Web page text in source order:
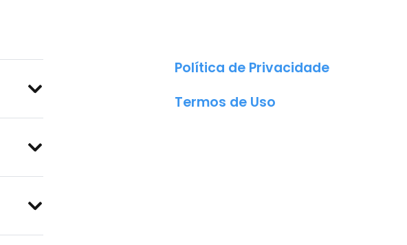
Política de Privacidade
Termos de Uso